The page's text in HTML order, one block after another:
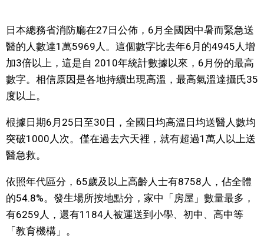
視覺日本
臺灣香港
人物訪談
日本入門
政治外交
official SNS
日本總務省消防廳在27日公佈，6月全國因中暑而緊急送
醫的人數達1萬5969人。這個數字比去年6月的4945人增
加3倍以上，這是自 2010年統計數據以來，6月份的最高
數字。相信原因是各地持續出現高溫，最高氣溫達攝氏35
度以上。
根據日期6月25日至30日，全國日均高溫日均送醫人數均
突破1000人次。僅在過去六天裡，就有超過1萬人以上送
醫急救。
依照年代區分，65歲及以上高齡人士有8758人，佔全體
的54.8%。發生場所按地點分，家中「房屋」數量最多，
有6259人，還有1184人被運送到小學、初中、高中等
「教育機構」。